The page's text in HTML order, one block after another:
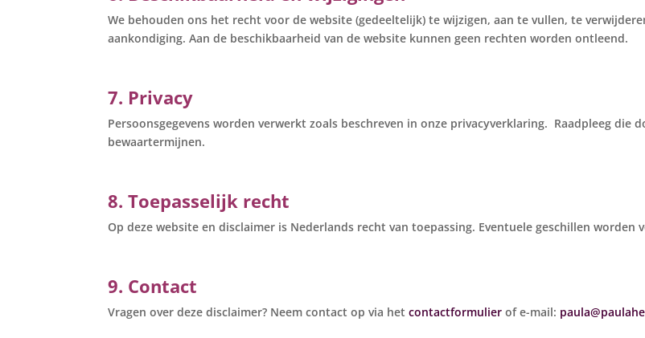
We behouden ons het recht voor de website (gedeeltelijk) te wijzigen, aan te vullen, te
aankondiging. Aan de beschikbaarheid van de website kunnen geen rechten worden ontleend.
7. Privacy
Persoonsgegevens worden verwerkt zoals beschreven in onze privacyverklaring. Raadpleeg
bewaartermijnen.
8. Toepasselijk recht
Op deze website en disclaimer is Nederlands recht van toepassing. Eventuele geschillen worden
9. Contact
Vragen over deze disclaimer? Neem contact op via hetcontactformulier of e-mail: